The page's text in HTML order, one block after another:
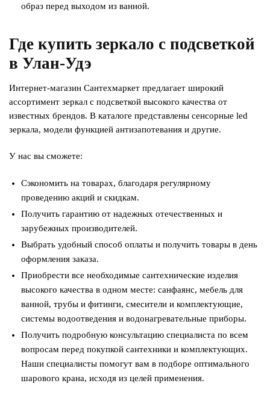
образ перед выходом из ванной.
Где купить зеркало с подсветкой
в Улан-Удэ
Интернет-магазин Сантехмаркет предлагает широкий
ассортимент зеркал с подсветкой высокого качества от
известных брендов. В каталоге представлены сенсорные led
зеркала, модели функцией антизапотевания и другие.
У нас вы сможете:
Сэкономить на товарах, благодаря регулярному
проведению акций и скидкам.
Получить гарантию от надежных отечественных и
зарубежных производителей.
Выбрать удобный способ оплаты и получить товары в день
оформления заказа.
Приобрести все необходимые сантехнические изделия
высокого качества в одном месте: санфаянс, мебель для
ванной, трубы и фитинги, смесители и комплектующие,
системы водоотведения и водонагревательные приборы.
Получить подробную консультацию специалиста по всем
вопросам перед покупкой сантехники и комплектующих.
Наши специалисты помогут вам в подборе оптимального
шарового крана, исходя из целей применения.